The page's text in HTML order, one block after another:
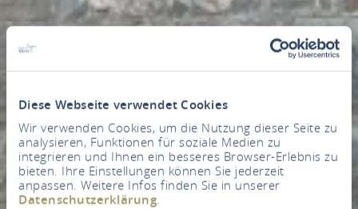
Diese Webseite verwendet Cookies
Wir verwenden Cookies, um die Nutzung dieser Seite zu
analysieren, Funktionen für soziale Medien zu
integrieren und Ihnen ein besseres Browser-Erlebnis zu
bieten. Ihre Einstellungen können Sie jederzeit
anpassen. Weitere Infos finden Sie in unserer
Datenschutzerklärung.